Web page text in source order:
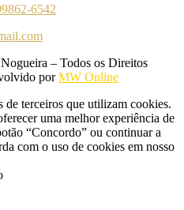
6542
– Todos os Direitos
por MW Online
de terceiros que utilizam cookies.
uma melhor experiência de
“Concordo” ou continuar a
com o uso de cookies em nosso